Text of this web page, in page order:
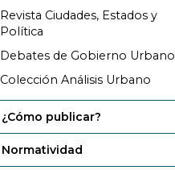
Revista Ciudades, Estados y
Política
Debates de Gobierno Urbano
Colección Análisis Urbano
¿Cómo publicar?
Normatividad